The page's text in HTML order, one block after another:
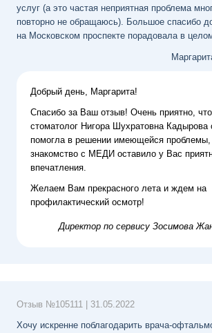
услуг (а это частая неприятная проблема
повторно не обращаюсь). Большое спасибо
на Московском проспекте порадовала в
Добрый день, Маргарита!
Спасибо за Ваш отзыв! Очень приятно,
стоматолог Нигора Шухратовна Кадырова
помогла в решении имеющейся проблемы,
знакомство с МЕДИ оставило у Вас
впечатления.
Желаем Вам прекрасного лета и ждем на
профилактический осмотр!
Директор по сервису Зосимова
Отзыв №105111
31.05.2022
Хочу искренне поблагодарить врача-